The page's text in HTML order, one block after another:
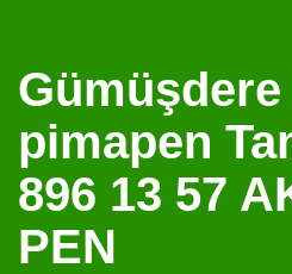
pimapen
896 13 57
PEN